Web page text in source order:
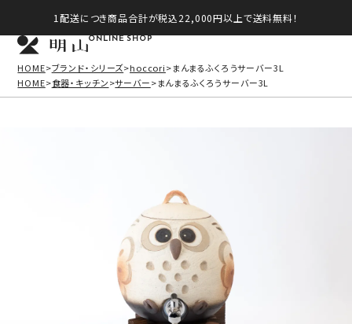
1配送につき商品合計が税込22,000円以上で送料無料！
ONLINE SHOP
HOME ブランド・シリーズ hoccori
まんまるふくろうサーバー3L
HOME 食器・キッチン サーバー まんまるふくろうサーバー3L